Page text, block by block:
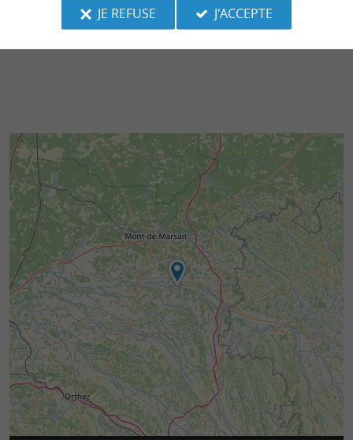
193 m - Larrivière-Saint-Savin
JE REFUSE
J'ACCEPTE